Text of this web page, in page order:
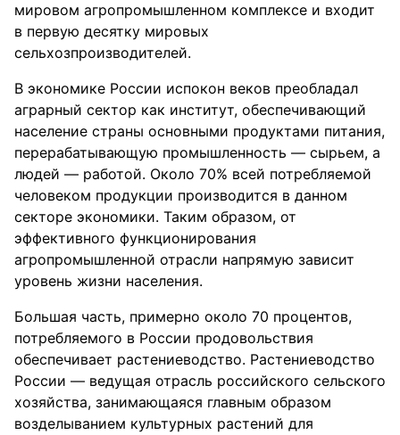
мировом агропромышленном комплексе и входит
в первую десятку мировых
сельхозпроизводителей.
В экономике России испокон веков преобладал
аграрный сектор как институт, обеспечивающий
население страны основными продуктами питания,
перерабатывающую промышленность — сырьем, а
людей — работой. Около 70% всей потребляемой
человеком продукции производится в данном
секторе экономики. Таким образом, от
эффективного функционирования
агропромышленной отрасли напрямую зависит
уровень жизни населения.
Большая часть, примерно около 70 процентов,
потребляемого в России продовольствия
обеспечивает растениеводство. Растениеводство
России — ведущая отрасль российского сельского
хозяйства, занимающаяся главным образом
возделыванием культурных растений для